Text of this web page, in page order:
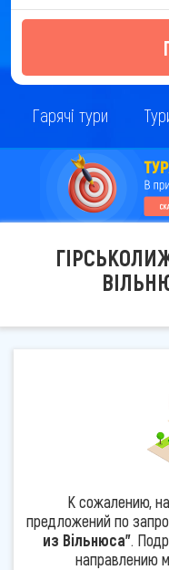
Гарячі тури
К сожалению,
предложений по
из Вільнюса".
направлению